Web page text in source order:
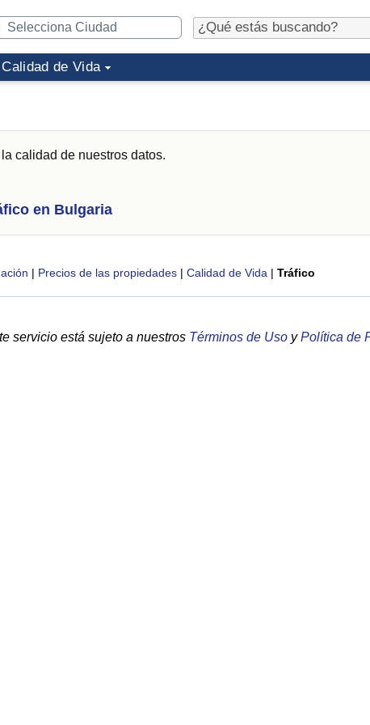
Calidad de Vida
calidad de nuestros datos.
en Bulgaria
| Precios de las propiedades | Calidad de Vida | Tráfico
servicio está sujeto a nuestros Términos de Uso yPolítica de